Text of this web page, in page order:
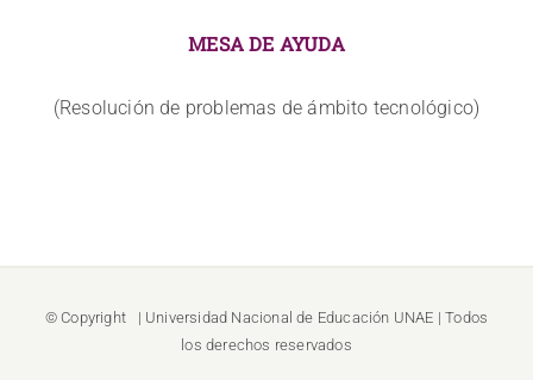
MESA DE AYUDA
(Resolución de problemas de ámbito tecnológico)
© Copyright | Universidad Nacional de Educación UNAE | Todos
los derechos reservados